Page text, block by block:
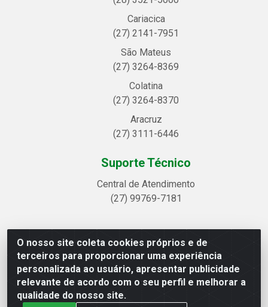
O nosso site coleta cookies próprios e de
terceiros para proporcionar uma experiência
personalizada ao usuário, apresentar publicidade
relevante de acordo com o seu perfil e melhorar a
qualidade do nosso site.
Cariacica
(27) 2141-7951
São Mateus
(27) 3264-8369
Colatina
(27) 3264-8370
Aracruz
(27) 3111-6446
Suporte Técnico
Central de Atendimento
(27) 99769-7181
Linhavix Distribuidora LTDA - Avenida Alegre, 2521 -
Quadra314 Lote 05 e 07 - Shell, Linhares/ES - CEP
29.901-605 - CNPJ 20.857.514/0001-75